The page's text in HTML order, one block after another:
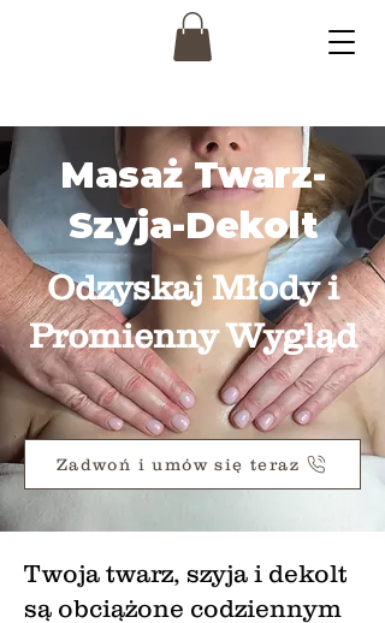
Masaż Twarz-
Szyja-Dekolt
Odzyskaj Młody i
Promienny Wygląd
Zadwoń i umów się teraz
Twoja twarz, szyja i dekolt
są obciążone codziennym